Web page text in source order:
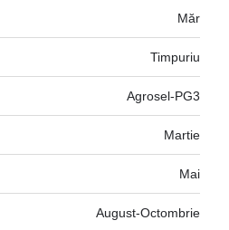
Măr
Timpuriu
Agrosel-PG3
Martie
Mai
August-Octombrie